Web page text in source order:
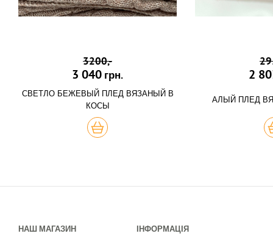
3200,-
3 040 грн.
СВЕТЛО БЕЖЕВЫЙ ПЛЕД ВЯЗАНЫЙ В
КОСЫ
КУПИТЬ
2
АЛЫЙ ПЛЕД
НАШ МАГАЗИН ІНФОРМАЦІЯ